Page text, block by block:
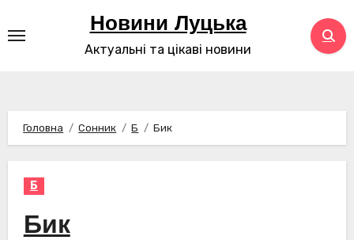
до
Новини Луцька
Актуальні та цікаві новини
Головна Сонник Б Бик
Б
Бик